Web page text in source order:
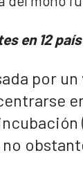
en 12
por